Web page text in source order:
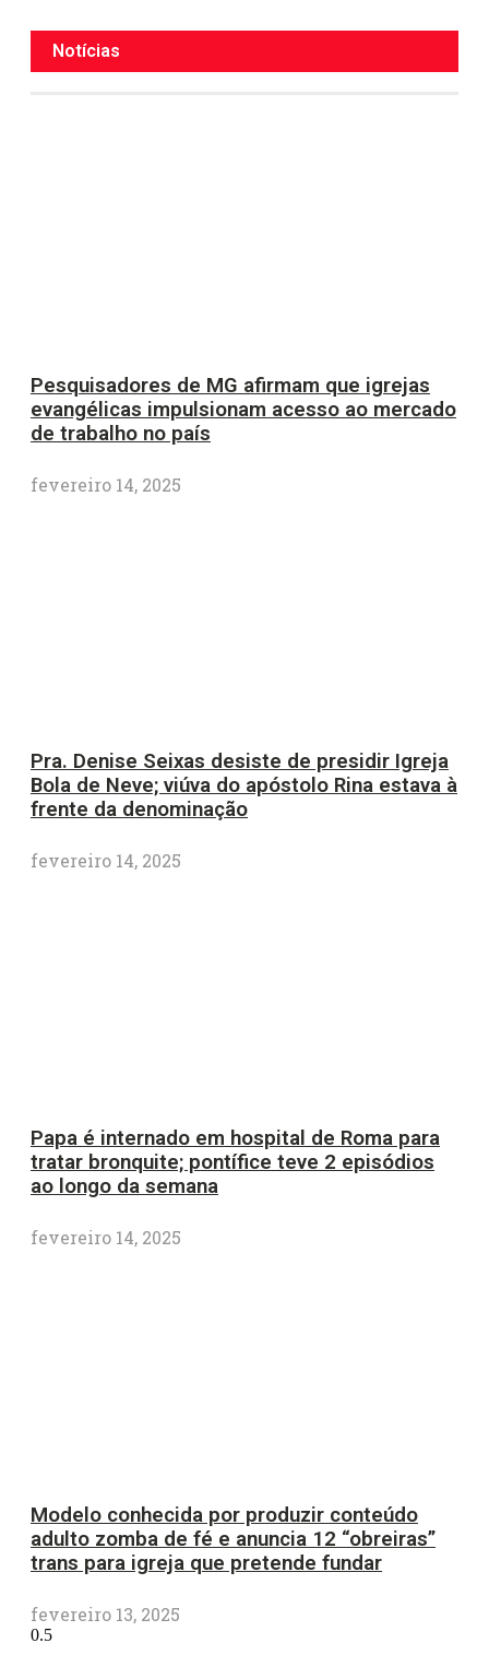
Notícias
Pesquisadores de MG afirmam que igrejas
evangélicas impulsionam acesso ao mercado
de trabalho no país
fevereiro 14, 2025
Pra. Denise Seixas desiste de presidir Igreja
Bola de Neve; viúva do apóstolo Rina estava à
frente da denominação
fevereiro 14, 2025
Papa é internado em hospital de Roma para
tratar bronquite; pontífice teve 2 episódios
ao longo da semana
fevereiro 14, 2025
Modelo conhecida por produzir conteúdo
adulto zomba de fé e anuncia 12 “obreiras”
trans para igreja que pretende fundar
fevereiro 13, 2025